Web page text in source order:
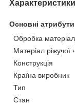
Характеристики
Основні атрибути
Обробка
Матеріал ріжучої
Конструкція
Країна виробник
Тип
Стан